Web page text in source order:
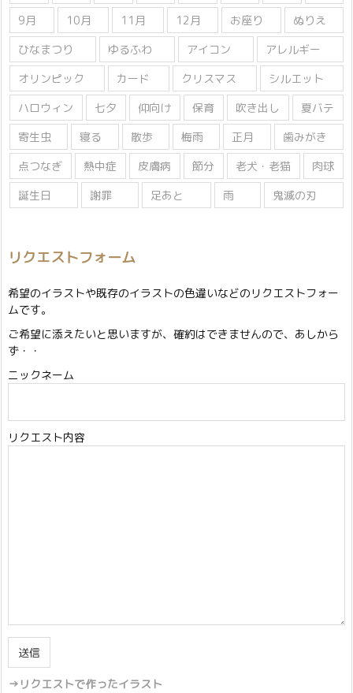
9月
10月 11月 12月 お座り
ぬりえ
ひなまつり
ゆるふわ アイコン
アレルギー
オリンピック
カード クリスマス
シルエット
ハロウィン
七夕 仰向け 保育 吹き出し
夏バテ
寄生虫
寝る 散歩 梅雨 正月
歯みがき
点つなぎ
熱中症 皮膚病 節分 老犬・老猫
肉球
誕生日
謝罪 足あと 雨 鬼滅の刃
リクエストフォーム
希望のイラストや既存のイラストの色違いなどのリクエストフォー
ムです。
ご希望に添えたいと思いますが、確約はできませんので、あしから
ず・・
ニックネーム
リクエスト内容
→リクエストで作ったイラスト